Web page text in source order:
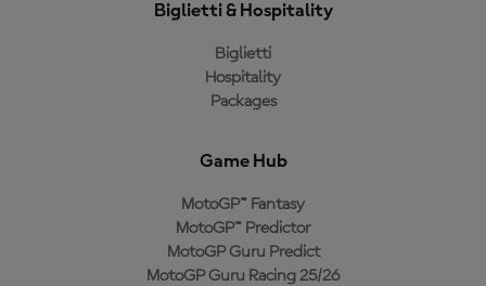
Biglietti & Hospitality
Biglietti
Hospitality
Packages
Game Hub
MotoGP™ Fantasy
MotoGP™ Predictor
MotoGP Guru Predict
MotoGP Guru Racing 25/26